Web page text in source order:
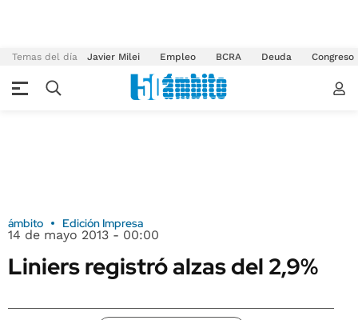
Temas del día Javier Milei Empleo BCRA Deuda Congreso
ámbito Edición Impresa
14 de mayo 2013 - 00:00
Liniers registró alzas del 2,9%